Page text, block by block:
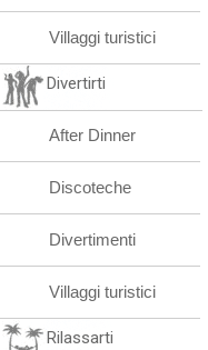
Villaggi turistici
Divertirti
After Dinner
Discoteche
Divertimenti
Villaggi turistici
Rilassarti